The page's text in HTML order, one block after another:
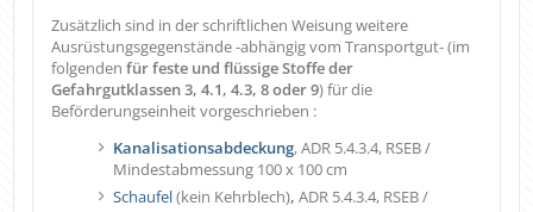
Zusätzlich sind in der schriftlichen Weisung weitere
Ausrüstungsgegenstände -abhängig vom Transportgut- (im
folgendenfür feste und flüssige Stoffe der
Gefahrgutklassen 3, 4.1, 4.3, 8 oder 9) für die
Beförderungseinheit vorgeschrieben :
Kanalisationsabdeckung, ADR 5.4.3.4, RSEB /
Mindestabmessung 100 x 100 cm
Schaufel(kein Kehrblech),ADR 5.4.3.4, RSEB /